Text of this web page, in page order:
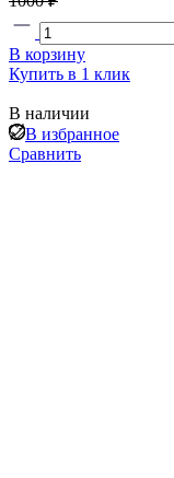
В корзину
Купить в 1 клик
В наличии
В избранное
Сравнить